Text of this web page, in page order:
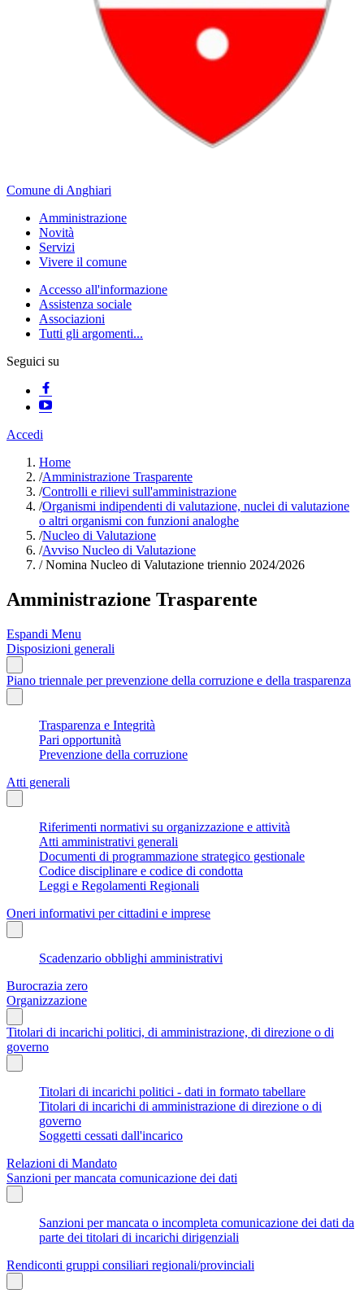
Comune di Anghiari
Amministrazione
Novità
Servizi
Vivere il comune
Accesso all'informazione
Assistenza sociale
Associazioni
Tutti gli argomenti...
Seguici su
Accedi
Home
/Amministrazione Trasparente
/Controlli e rilievi sull'amministrazione
/Organismi indipendenti di valutazione, nuclei di valutazione
o altri organismi con funzioni analoghe
/Nucleo di Valutazione
/Avviso Nucleo di Valutazione
/Nomina Nucleo di Valutazione triennio 2024/2026
Amministrazione Trasparente
Espandi Menu
Disposizioni generali
Piano triennale per prevenzione della corruzione e della trasparenza
Trasparenza e Integrità
Pari opportunità
Prevenzione della corruzione
Atti generali
Riferimenti normativi su organizzazione e attività
Atti amministrativi generali
Documenti di programmazione strategico gestionale
Codice disciplinare e codice di condotta
Leggi e Regolamenti Regionali
Oneri informativi per cittadini e imprese
Scadenzario obblighi amministrativi
Burocrazia zero
Organizzazione
Titolari di incarichi politici, di amministrazione, di direzione o di
governo
Titolari di incarichi politici - dati in formato tabellare
Titolari di incarichi di amministrazione di direzione o di
governo
Soggetti cessati dall'incarico
Relazioni di Mandato
Sanzioni per mancata comunicazione dei dati
Sanzioni per mancata o incompleta comunicazione dei dati da
parte dei titolari di incarichi dirigenziali
Rendiconti gruppi consiliari regionali/provinciali